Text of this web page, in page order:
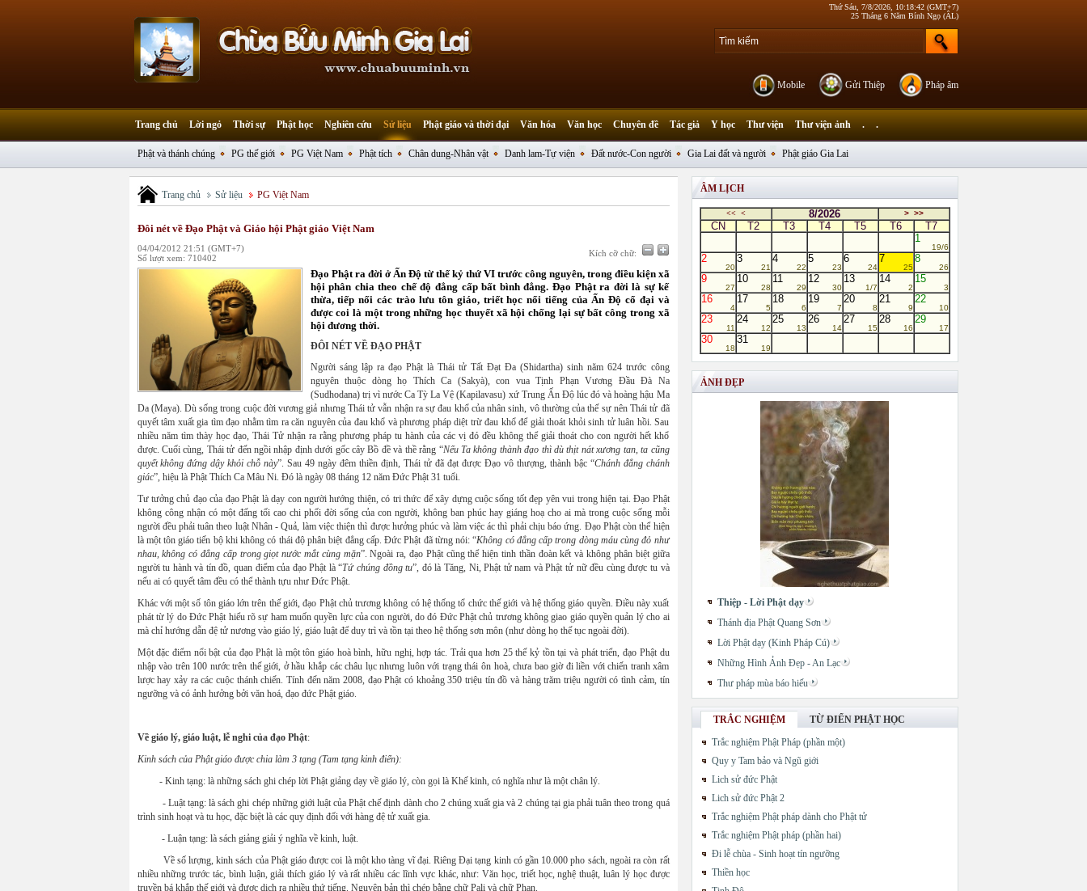
Thứ Sáu, 7/8/2026, 10:18:42 (GMT+7)
25 Tháng 6 Năm Bính Ngọ (ÂL)
Pháp âm
Gửi Thiệp
Mobile
Trang chủ Lời ngỏ Thời sự Phật học Nghiên cứu Sử liệu
Phật và thánh chúng PG thế giới PG Việt Nam Phật tích Chân dung-Nhân vật Danh lam-Tự viện Đất nước-Con người Gia Lai đất và người Phật giáo Gia Lai
Phật giáo và thời đại Văn hóa Văn học Chuyên đề Tác giả Y học Thư viện Thư viện ảnh . .
Trang chủ Sử liệu PG Việt Nam
Đôi nét về Đạo Phật và Giáo hội Phật giáo Việt Nam
04/04/2012 21:51 (GMT+7)
Số lượt xem: 710402
Kích cỡ chữ:
Đạo Phật ra đời ở Ấn Độ từ thế kỷ thứ VI trước công nguyên, trong điều kiện xã
hội phân chia theo chế độ đẳng cấp bất bình đẳng. Đạo Phật ra đời là sự kế
thừa, tiếp nối các trào lưu tôn giáo, triết học nổi tiếng của Ấn Độ cổ đại và
được coi là một trong những học thuyết xã hội chống lại sự bất công trong xã
hội đương thời.
ĐÔI NÉT VỀ ĐẠO PHẬT
Người sáng lập ra đạo Phật là Thái tử Tất Đạt Đa (Shidartha) sinh năm 624 trước công
nguyên thuộc dòng họ Thích Ca (Sakyà), con vua Tịnh Phạn Vương Đầu Đà Na
(Sudhodana) trị vì nước Ca Tỳ La Vệ (Kapilavasu) xứ Trung Ấn Độ lúc đó và hoàng hậu Ma
Da (Maya). Dù sống trong cuộc đời vương giả nhưng Thái tử vẫn nhận ra sự đau khổ của nhân sinh, vô thường của thế sự nên Thái tử đã
quyết tâm xuất gia tìm đạo nhằm tìm ra căn nguyên của đau khổ và phương pháp diệt trừ đau khổ để giải thoát khỏi sinh tử luân hồi. Sau
nhiều năm tìm thày học đạo, Thái Tử nhận ra rằng phương pháp tu hành của các vị đó đều không thể giải thoát cho con người hết khổ
được. Cuối cùng, Thái tử đến ngồi nhập định dưới gốc cây Bồ đề và thề rằng “Nếu Ta không thành đạo thì dù thịt nát xương tan, ta cũng
quyết không đứng dậy khỏi chỗ này”. Sau 49 ngày đêm thiền định, Thái tử đã đạt được Đạo vô thượng, thành bậc “Chánh đẳng chánh
giác”, hiệu là Phật Thích Ca Mâu Ni. Đó là ngày 08 tháng 12 năm Đức Phật 31 tuổi.
Tư tưởng chủ đạo của đạo Phật là dạy con người hướng thiện, có tri thức để xây dựng cuộc sống tốt đẹp yên vui trong hiện tại. Đạo Phật
không công nhận có một đấng tối cao chi phối đời sống của con người, không ban phúc hay giáng hoạ cho ai mà trong cuộc sống mỗi
người đều phải tuân theo luật Nhân - Quả, làm việc thiện thì được hưởng phúc và làm việc ác thì phải chịu báo ứng. Đạo Phật còn thể hiện
là một tôn giáo tiến bộ khi không có thái độ phân biệt đẳng cấp. Đức Phật đã từng nói: “Không có đẳng cấp trong dòng máu cùng đỏ như
nhau, không có đẳng cấp trong giọt nước mắt cùng mặn”. Ngoài ra, đạo Phật cũng thể hiện tinh thần đoàn kết và không phân biệt giữa
người tu hành và tín đồ, quan điểm của đạo Phật là “Tứ chúng đồng tu”, đó là Tăng, Ni, Phật tử nam và Phật tử nữ đều cùng được tu và
nếu ai có quyết tâm đều có thể thành tựu như Đức Phật.
Khác với một số tôn giáo lớn trên thế giới, đạo Phật chủ trương không có hệ thống tổ chức thế giới và hệ thống giáo quyền. Điều này xuất
phát từ lý do Đức Phật hiểu rõ sự ham muốn quyền lực của con người, do đó Đức Phật chủ trương không giao giáo quyền quản lý cho ai
mà chỉ hướng dẫn đệ tử nương vào giáo lý, giáo luật để duy trì và tồn tại theo hệ thống sơn môn (như dòng họ thế tục ngoài đời).
Một đặc điểm nổi bật của đạo Phật là một tôn giáo hoà bình, hữu nghị, hợp tác. Trải qua hơn 25 thế kỷ tồn tại và phát triển, đạo Phật du
nhập vào trên 100 nước trên thế giới, ở hầu khắp các châu lục nhưng luôn với trạng thái ôn hoà, chưa bao giờ đi liền với chiến tranh xâm
lược hay xảy ra các cuộc thánh chiến. Tính đến năm 2008, đạo Phật có khoảng 350 triệu tín đồ và hàng trăm triệu người có tình cảm, tín
ngưỡng và có ảnh hưởng bởi văn hoá, đạo đức Phật giáo.
Về giáo lý, giáo luật, lễ nghi của đạo Phật:
Kinh sách của Phật giáo được chia làm 3 tạng (Tam tạng kinh điển):
- Kinh tạng: là những sách ghi chép lời Phật giảng dạy về giáo lý, còn gọi là Khế kinh, có nghĩa như là một chân lý.
- Luật tạng: là sách ghi chép những giới luật của Phật chế định dành cho 2 chúng xuất gia và 2 chúng tại gia phải tuân theo trong quá
trình sinh hoạt và tu học, đặc biệt là các quy định đối với hàng đệ tử xuất gia.
- Luận tạng: là sách giảng giải ý nghĩa về kinh, luật.
Về số lượng, kinh sách của Phật giáo được coi là một kho tàng vĩ đại. Riêng Đại tạng kinh có gần 10.000 pho sách, ngoài ra còn rất
nhiều những trước tác, bình luận, giải thích giáo lý và rất nhiều các lĩnh vực khác, như: Văn học, triết học, nghệ thuật, luân lý học được
truyền bá khắp thế giới và được dịch ra nhiều thứ tiếng. Nguyên bản thì chép bằng chữ Pali và chữ Phạn.
ÂM LỊCH
<< < 8/2026 > >>
CN T2 T3 T4 T5 T6
T7
1
19/6
2
20
3
21
4
22
5
23
6
24
7
25
8
26
9
27
10
28
11
29
12
30
13
1/7
14
2
15
3
16
4
17
5
18
6
19
7
20
8
21
9
22
10
23
11
24
12
25
13
26
14
27
15
28
16
29
17
30
18
31
19
ẢNH ĐẸP
Thiệp - Lời Phật dạy
Thánh địa Phật Quang Sơn
Lời Phật dạy (Kinh Pháp Cú)
Những Hình Ảnh Đẹp - An Lạc
Thư pháp mùa báo hiếu
TRẮC NGHIỆM
TỪ ĐIỂN PHẬT HỌC
Trắc nghiệm Phật Pháp (phần một)
Quy y Tam bảo và Ngũ giới
Lich sử đức Phật
Lich sử đức Phật 2
Trắc nghiệm Phật pháp dành cho Phật tử
Trắc nghiệm Phật pháp (phần hai)
Đi lễ chùa - Sinh hoạt tín ngưỡng
Thiền học